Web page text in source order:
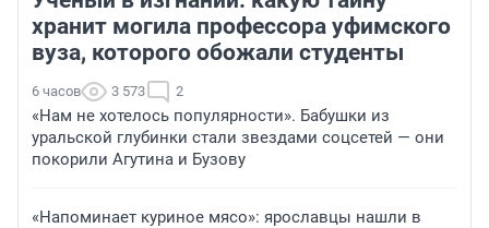
хранит могила профессора уфимского
вуза, которого обожали студенты
6 часов 3 573 2
«Нам не хотелось популярности». Бабушки из
уральской глубинки стали звездами соцсетей — они
покорили Агутина и Бузову
«Напоминает куриное мясо»: ярославцы нашли в